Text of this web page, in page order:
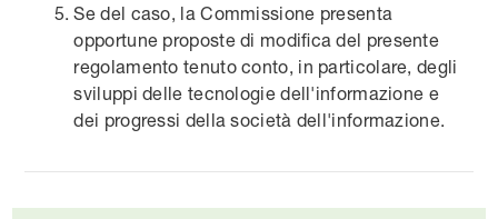
Se del caso, la Commissione presenta
opportune proposte di modifica del presente
regolamento tenuto conto, in particolare, degli
sviluppi delle tecnologie dell'informazione e
dei progressi della società dell'informazione.